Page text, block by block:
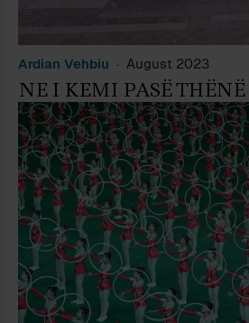
Ardian Vehbiu August 2023
NE I KEMI PASË